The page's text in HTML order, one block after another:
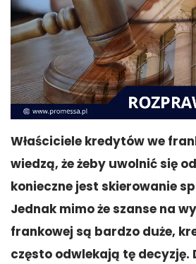
Właściciele kredytów we
wiedzą, że żeby uwolnić się
konieczne jest skierowanie
Jednak mimo że szanse na
frankowej są bardzo duże,
często odwlekają tę decyzję.